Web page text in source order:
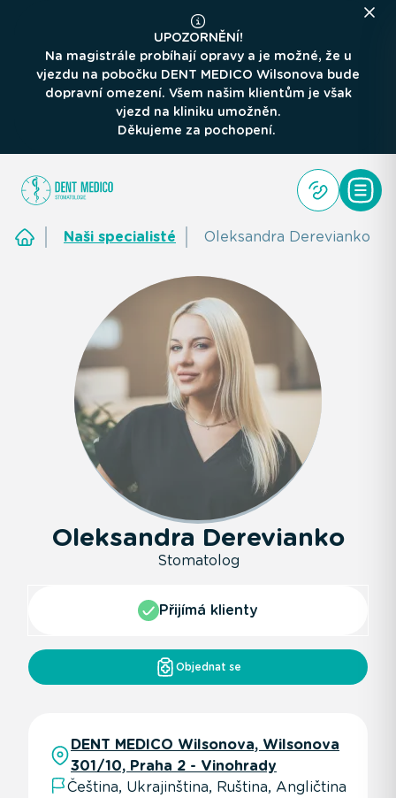
UPOZORNĚNÍ!
Na magistrále probíhají opravy a je možné, že u
vjezdu na pobočku DENT MEDICO Wilsonova bude
dopravní omezení. Všem našim klientům je však
vjezd na kliniku umožněn.
Děkujeme za pochopení.
Naši specialisté Oleksandra Derevianko
Oleksandra Derevianko
Stomatolog
Přijímá klienty
Objednat se
DENT MEDICO Wilsonova, Wilsonova
301/10, Praha 2 - Vinohrady
Čeština, Ukrajinština, Ruština, Angličtina